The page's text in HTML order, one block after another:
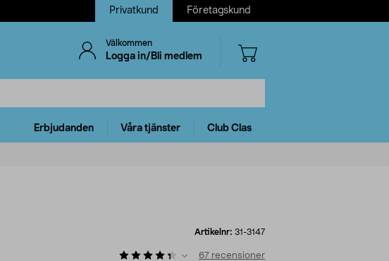
Privatkund Företagskund
Välkommen
Logga in/Bli medlem
Erbjudanden Våra tjänster Club Clas
Artikelnr: 31-3147
67 recensioner